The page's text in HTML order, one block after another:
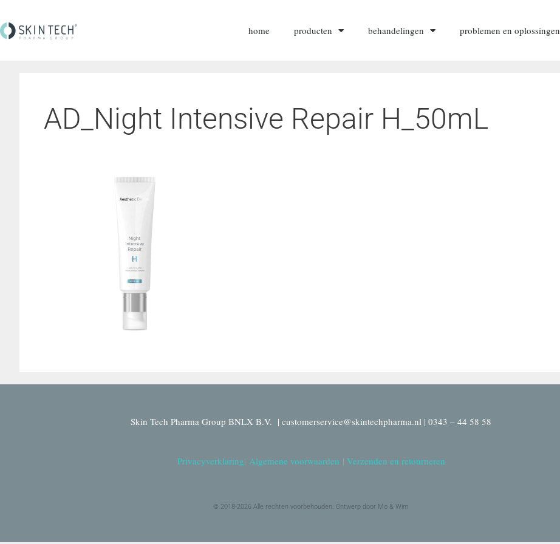
home producten behandelingen problemen en oplossingen
AD_Night Intensive Repair H_50mL
Skin Tech Pharma Group BNLX B.V. | customerservice@skintechpharma.nl | 0343 – 44 58 58
Privacyverklaring| Algemene voorwaarden | Verzenden en retourneren
© 2018-2026 Alle rechten voorbehouden. Ontwerp door Mo & Wim